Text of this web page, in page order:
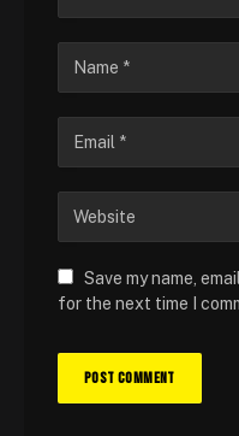
Save my name,
for the next time I